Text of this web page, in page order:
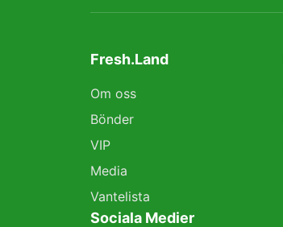
Fresh.Land
Om oss
Bönder
VIP
Media
Vantelista
Sociala Medier